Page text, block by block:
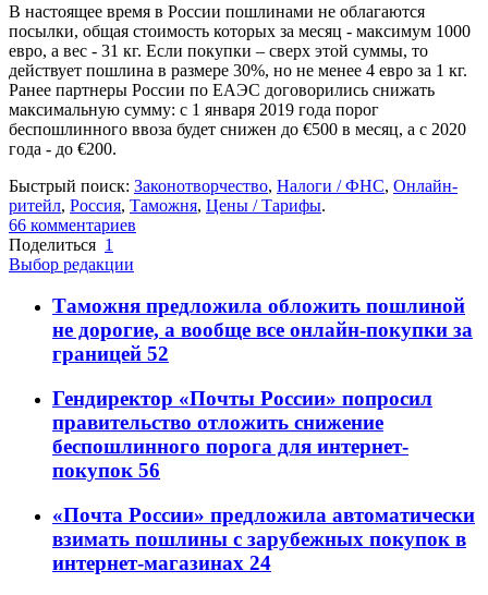
В настоящее время в России пошлинами не облагаются
посылки, общая стоимость которых за месяц - максимум 1000
евро, а вес - 31 кг. Если покупки – сверх этой суммы, то
действует пошлина в размере 30%, но не менее 4 евро за 1 кг.
Ранее партнеры России по ЕАЭС договорились снижать
максимальную сумму: с 1 января 2019 года порог
беспошлинного ввоза будет снижен до €500 в месяц, а с 2020
года - до €200.
Быстрый поиск: Законотворчество, Налоги / ФНС, Онлайн-
ритейл, Россия, Таможня, Цены / Тарифы.
66 комментариев
Поделиться 1
Выбор редакции
Таможня предложила обложить пошлиной
не дорогие, а вообще все онлайн-покупки за
границей 52
Гендиректор «Почты России» попросил
правительство отложить снижение
беспошлинного порога для интернет-
покупок 56
«Почта России» предложила автоматически
взимать пошлины с зарубежных покупок в
интернет-магазинах 24